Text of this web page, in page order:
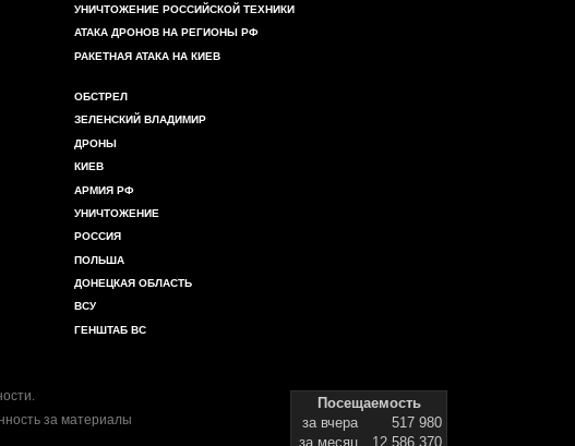
УНИЧТОЖЕНИЕ РОССИЙСКОЙ ТЕХНИКИ
АТАКА ДРОНОВ НА РЕГИОНЫ РФ
РАКЕТНАЯ АТАКА НА КИЕВ
ОБСТРЕЛ
ЗЕЛЕНСКИЙ ВЛАДИМИР
ДРОНЫ
КИЕВ
АРМИЯ РФ
УНИЧТОЖЕНИЕ
РОССИЯ
ПОЛЬША
ДОНЕЦКАЯ ОБЛАСТЬ
ВСУ
ГЕНШТАБ ВС
.
за материалы
Посещаемость
за вчера
517 980
за месяц
12 586 370